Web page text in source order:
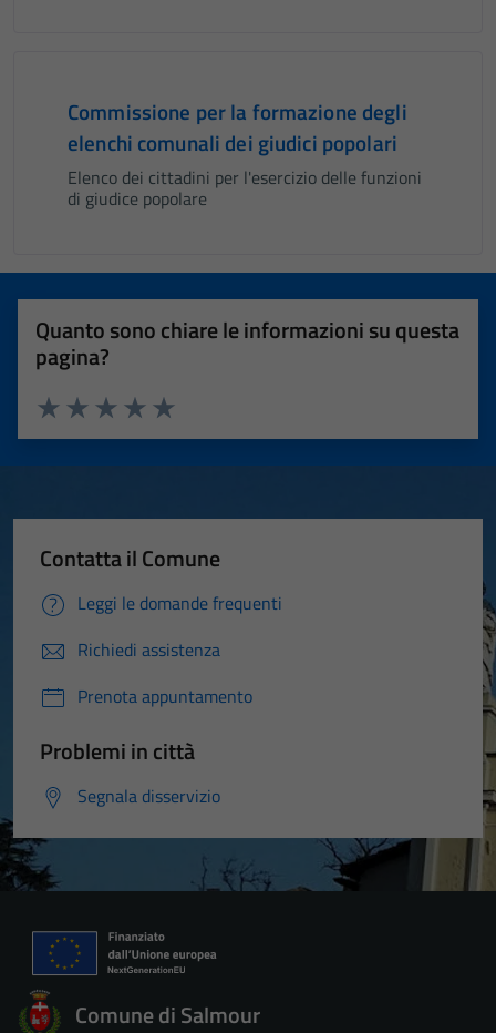
Commissione per la formazione degli
elenchi comunali dei giudici popolari
Elenco dei cittadini per l'esercizio delle funzioni
di giudice popolare
Quanto sono chiare le informazioni su questa
pagina?
Valuta 5 stelle su 5
Valuta 4 stelle su 5
Valuta 3 stelle su 5
Valuta 2 stelle su 5
Valuta 1 stelle su 5
Contatta il Comune
Leggi le domande frequenti
Richiedi assistenza
Prenota appuntamento
Problemi in città
Segnala disservizio
Comune di Salmour